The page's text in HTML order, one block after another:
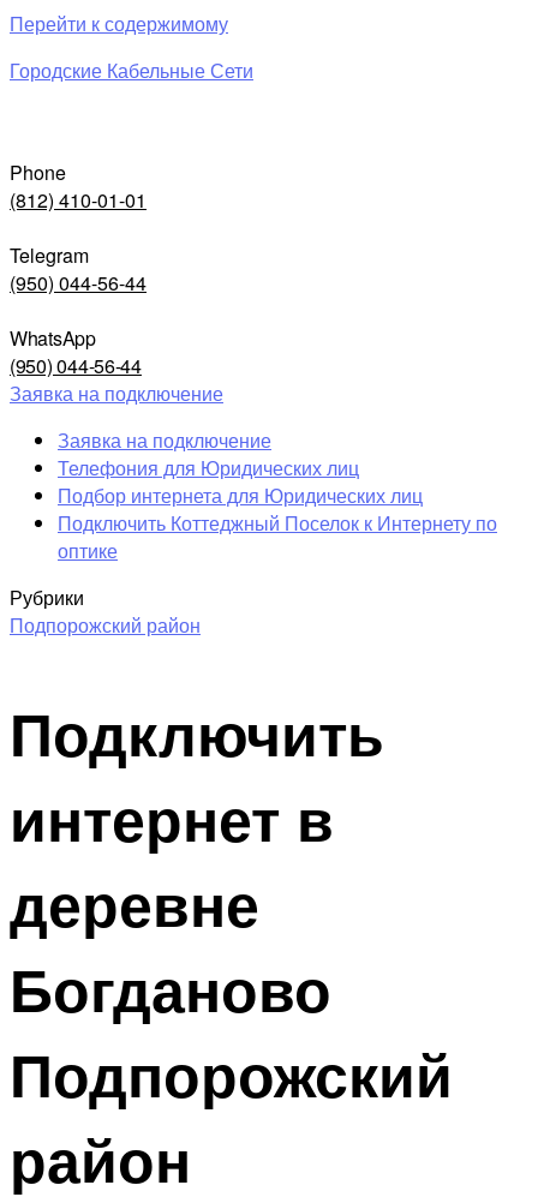
Перейти к содержимому
Городские Кабельные Сети
Phone
(812) 410-01-01
Telegram
(950) 044-56-44
WhatsApp
(950) 044-56-44
Заявка на подключение
Заявка на подключение
Телефония для Юридических лиц
Подбор интернета для Юридических лиц
Подключить Коттеджный Поселок к Интернету по
оптике
Рубрики
Подпорожский район
Подключить
интернет в
деревне
Богданово
Подпорожский
район